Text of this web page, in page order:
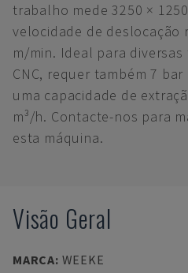
trabalho mede 3250 ×
velocidade de deslocação
m/min. Ideal para
CNC, requer também 7
uma capacidade de
m³/h. Contacte-nos para
esta máquina.
Visão Geral
MARCA: WEEKE